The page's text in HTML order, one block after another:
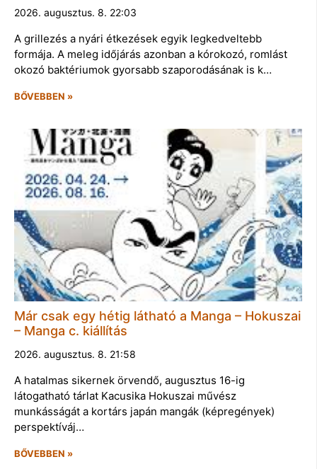
2026. augusztus. 8. 22:03
A grillezés a nyári étkezések egyik legkedveltebb
formája. A meleg időjárás azonban a kórokozó, romlást
okozó baktériumok gyorsabb szaporodásának is k…
BŐVEBBEN »
Már csak egy hétig látható a Manga – Hokuszai
– Manga c. kiállítás
2026. augusztus. 8. 21:58
A hatalmas sikernek örvendő, augusztus 16-ig
látogatható tárlat Kacusika Hokuszai művész
munkásságát a kortárs japán mangák (képregények)
perspektíváj…
BŐVEBBEN »